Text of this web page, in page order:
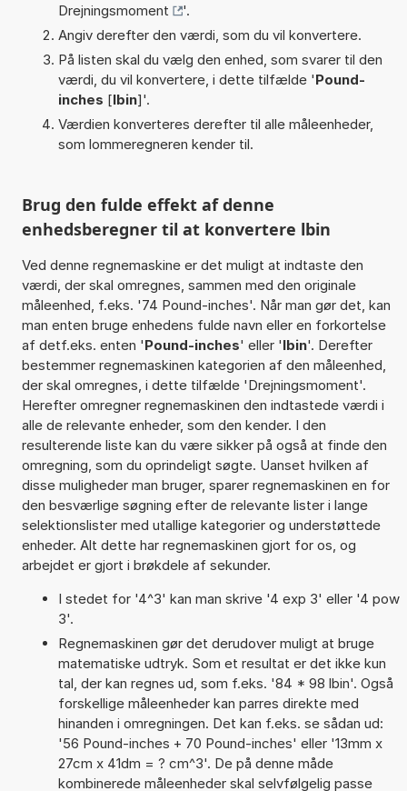
Drejningsmoment
'.
Angiv derefter den værdi, som du vil konvertere.
På listen skal du vælg den enhed, som svarer til den
værdi, du vil konvertere, i dette tilfælde 'Pound-
inches [lbin]'.
Værdien konverteres derefter til alle måleenheder,
som lommeregneren kender til.
Brug den fulde effekt af denne
enhedsberegner til at konvertere lbin
Ved denne regnemaskine er det muligt at indtaste den
værdi, der skal omregnes, sammen med den originale
måleenhed, f.eks. '74 Pound-inches'. Når man gør det, kan
man enten bruge enhedens fulde navn eller en forkortelse
af detf.eks. enten 'Pound-inches' eller 'lbin'. Derefter
bestemmer regnemaskinen kategorien af den måleenhed,
der skal omregnes, i dette tilfælde 'Drejningsmoment'.
Herefter omregner regnemaskinen den indtastede værdi i
alle de relevante enheder, som den kender. I den
resulterende liste kan du være sikker på også at finde den
omregning, som du oprindeligt søgte. Uanset hvilken af
disse muligheder man bruger, sparer regnemaskinen en for
den besværlige søgning efter de relevante lister i lange
selektionslister med utallige kategorier og understøttede
enheder. Alt dette har regnemaskinen gjort for os, og
arbejdet er gjort i brøkdele af sekunder.
I stedet for '4^3' kan man skrive '4 exp 3' eller '4 pow
3'.
Regnemaskinen gør det derudover muligt at bruge
matematiske udtryk. Som et resultat er det ikke kun
tal, der kan regnes ud, som f.eks. '84 * 98 lbin'. Også
forskellige måleenheder kan parres direkte med
hinanden i omregningen. Det kan f.eks. se sådan ud:
'56 Pound-inches + 70 Pound-inches' eller '13mm x
27cm x 41dm = ? cm^3'. De på denne måde
kombinerede måleenheder skal selvfølgelig passe